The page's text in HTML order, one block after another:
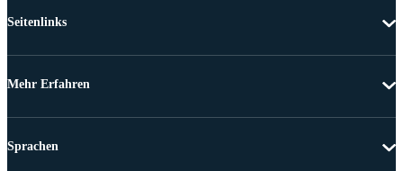
Seitenlinks
Mehr Erfahren
Sprachen